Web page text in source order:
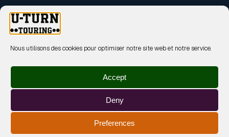
Nous utilisons des cookies pour optimiser notre site web et notre service.
Accept
Deny
Preferences